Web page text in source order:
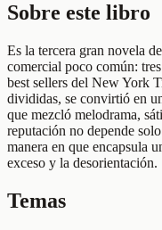
Sobre este libro
Es la tercera gran novela
comercial poco común:
best sellers del New York
divididas, se convirtió en
que mezcló melodrama,
reputación no depende
manera en que encapsula
exceso y la desorientación.
Temas